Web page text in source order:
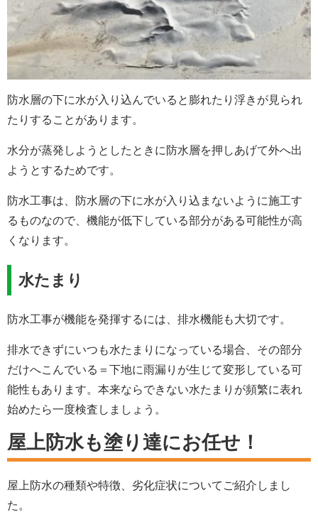
防水層の下に水が入り込んでいると膨れたり浮きが見られ
たりすることがあります。
水分が蒸発しようとしたときに防水層を押しあげて外へ出
ようとするためです。
防水工事は、防水層の下に水が入り込まないように施工す
るものなので、機能が低下している部分がある可能性が高
くなります。
水たまり
防水工事が機能を発揮するには、排水機能も大切です。
排水できずにいつも水たまりになっている場合、その部分
だけへこんでいる＝下地に雨漏りが生じて変形している可
能性もあります。本来ならできない水たまりが頻繁に表れ
始めたら一度検査しましょう。
屋上防水も塗り達にお任せ！
屋上防水の種類や特徴、劣化症状についてご紹介しまし
た。